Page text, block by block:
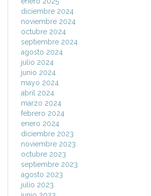
diciembre 2024
noviembre 2024
octubre 2024
septiembre 2024
agosto 2024
julio 2024
junio 2024
mayo 2024
abril 2024
marzo 2024
febrero 2024
enero 2024
diciembre 2023
noviembre 2023
octubre 2023
septiembre 2023
agosto 2023
julio 2023